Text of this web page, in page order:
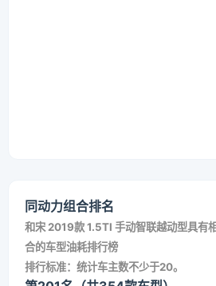
同动力组合排名
和宋 2019款 1.5TI 手动智联越动型具有
合的车型油耗排行榜
排行标准：统计车主数不少于20。